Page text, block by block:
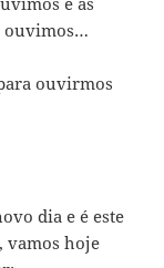
ouvimos…
ouvirmos
dia e é este
vamos hoje